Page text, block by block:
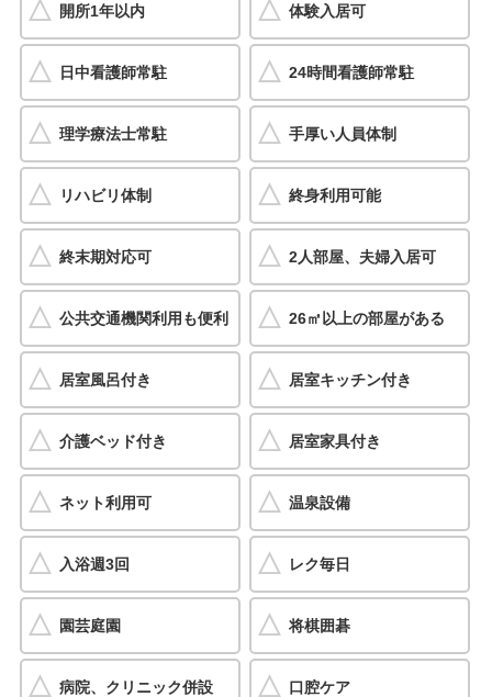
開所1年以内 体験入居可
日中看護師常駐 24時間看護師常駐
理学療法士常駐 手厚い人員体制
リハビリ体制 終身利用可能
終末期対応可 2人部屋、夫婦入居可
公共交通機関利用も便利 26㎡以上の部屋がある
居室風呂付き 居室キッチン付き
介護ベッド付き 居室家具付き
ネット利用可 温泉設備
入浴週3回 レク毎日
園芸庭園 将棋囲碁
病院、クリニック併設 口腔ケア